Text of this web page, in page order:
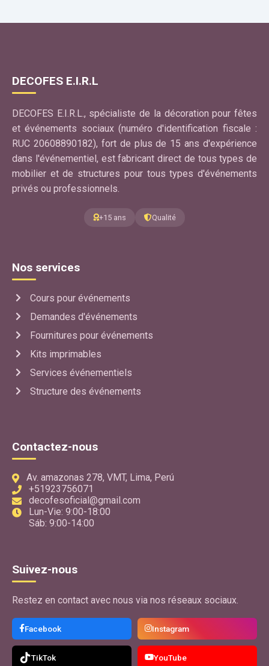
DECOFES E.I.R.L
DECOFES E.I.R.L., spécialiste de la décoration pour fêtes
et événements sociaux (numéro d'identification fiscale :
RUC 20608890182), fort de plus de 15 ans d'expérience
dans l'événementiel, est fabricant direct de tous types de
mobilier et de structures pour tous types d'événements
privés ou professionnels.
+15 ans Qualité
Nos services
Cours pour événements
Demandes d'événements
Fournitures pour événements
Kits imprimables
Services événementiels
Structure des événements
Contactez-nous
Av. amazonas 278, VMT, Lima, Perú
+51923756071
decofesoficial@gmail.com
Lun-Vie: 9:00-18:00
Sáb: 9:00-14:00
Suivez-nous
Restez en contact avec nous via nos réseaux sociaux.
Facebook Instagram
TikTok YouTube